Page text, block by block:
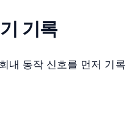
기록
내 동작 신호를 먼저 기록